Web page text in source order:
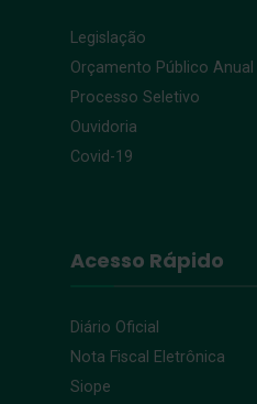
Legislação
Orçamento Público Anual
Processo Seletivo
Ouvidoria
Covid-19
Acesso Rápido
Diário Oficial
Nota Fiscal Eletrônica
Siope